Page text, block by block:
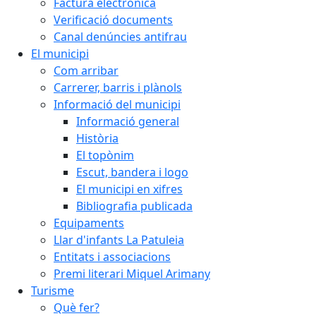
Verificació documents
Canal denúncies antifrau
El municipi
Com arribar
Carrerer, barris i plànols
Informació del municipi
Informació general
Història
El topònim
Escut, bandera i logo
El municipi en xifres
Bibliografia publicada
Equipaments
Llar d'infants La Patuleia
Entitats i associacions
Premi literari Miquel Arimany
Turisme
Què fer?